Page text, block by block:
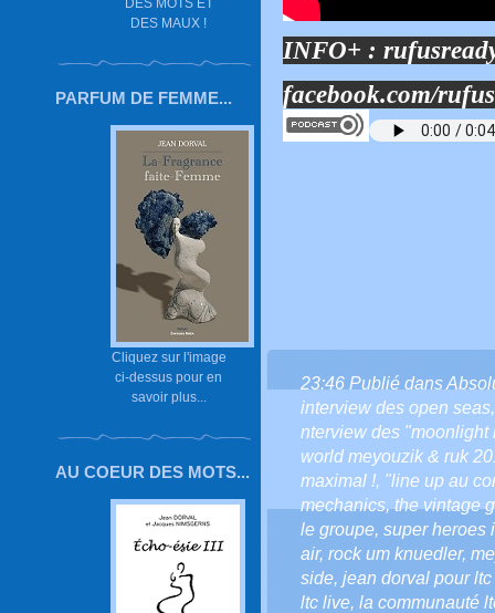
DES MAUX !
PARFUM DE FEMME...
Cliquez sur l'image
ci-dessus pour en
savoir plus...
AU COEUR DES MOTS...
INFO+ :
facebook.com/
23:46 Publié dans
interview des open seas
nterview des "moonlight
world meyouzik & ruk
maximal !, "line up au
mechanics,the vintage
le groupe, super heroes
air, rock um knuedler,
side, jean dorval pour
ltc live, la communauté